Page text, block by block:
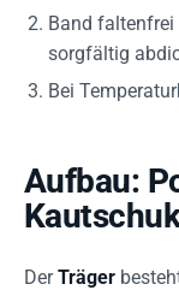
Band faltenfrei
sorgfältig
Bei
Aufbau:
DerTräger